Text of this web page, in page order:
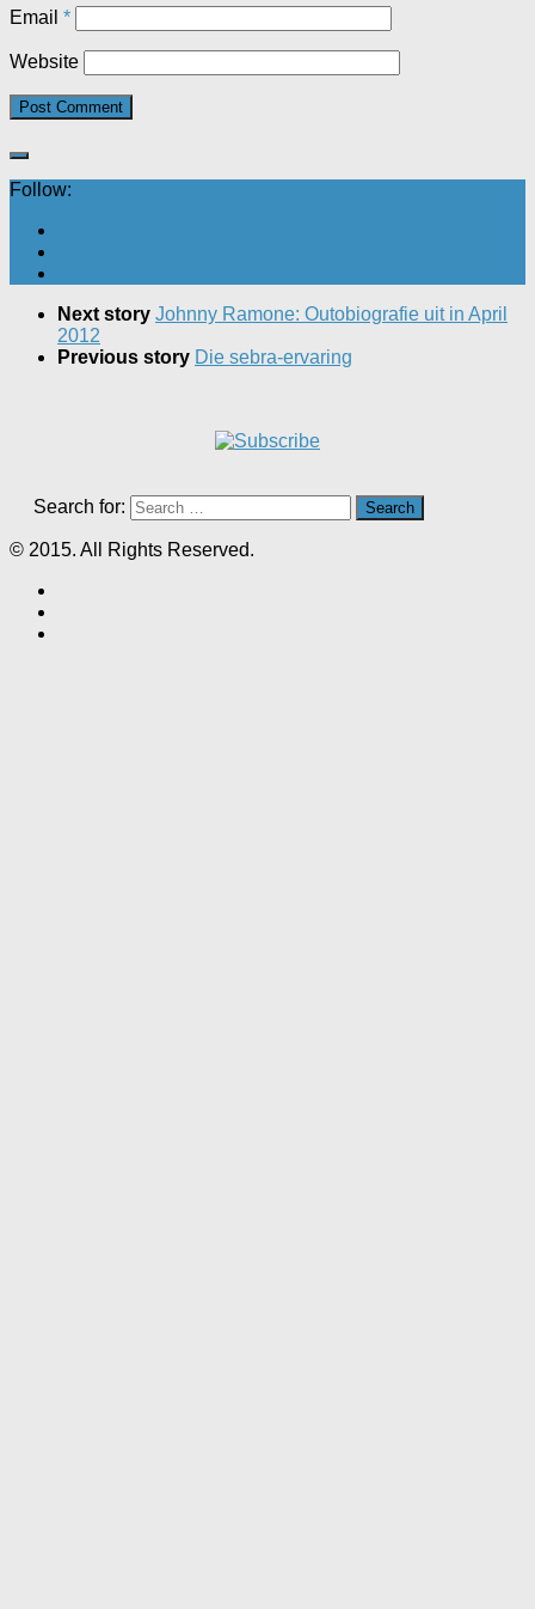
Email *
Website
Follow:
Next story Johnny Ramone: Outobiografie uit in April
2012
Previous story Die sebra-ervaring
Search for:
© 2015. All Rights Reserved.